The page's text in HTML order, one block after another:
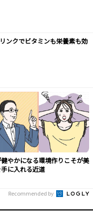
ンクでビタミンも栄養素も効
やかになる環境作りこそが美
に入れる近道
Recommended by